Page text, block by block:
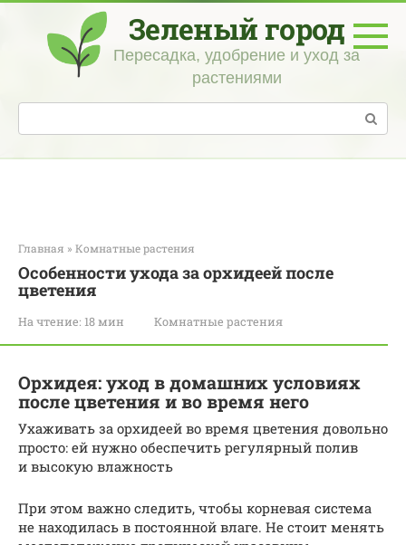
Перейти
контенту
Зеленый город
Пересадка, удобрение и уход за
растениями
Поиск:
Главная » Комнатные растения
Особенности ухода за орхидеей после
цветения
На чтение: 18 мин Комнатные растения
Орхидея: уход в домашних условиях
после цветения и во время него
Ухаживать за орхидеей во время цветения довольно
просто: ей нужно обеспечить регулярный полив
и высокую влажность
При этом важно следить, чтобы корневая система
не находилась в постоянной влаге. Не стоит менять